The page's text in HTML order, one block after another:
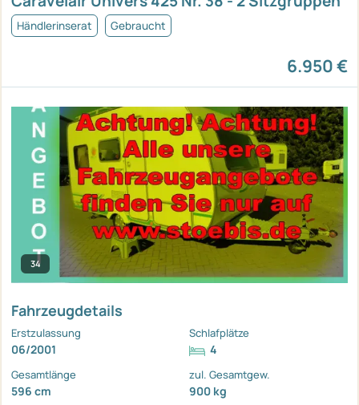
Händlerinserat Gebraucht
6.950 €
34
Fahrzeugdetails
Erstzulassung
06/2001
Schlafplätze
4
Gesamtlänge
596 cm
zul. Gesamtgew.
900 kg